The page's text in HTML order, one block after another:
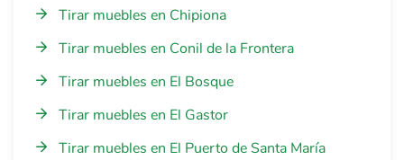
Tirar muebles en Chipiona
Tirar muebles en Conil de la Frontera
Tirar muebles en El Bosque
Tirar muebles en El Gastor
Tirar muebles en El Puerto de Santa María